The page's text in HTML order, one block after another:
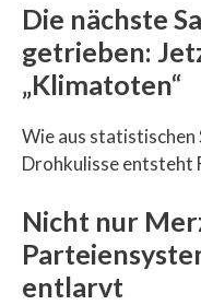
Die nächste
getrieben:
„Klimatoten“
Wie aus statistischen
Drohkulisse entsteht
Nicht nur
entlarvt